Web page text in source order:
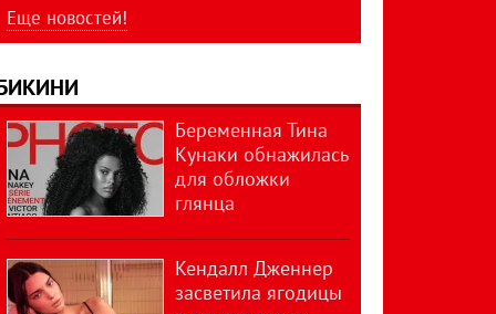
Еще новостей!
Беременная Тина
Кунаки обнажилась
для обложки
глянца
Кендалл Дженнер
засветила ягодицы